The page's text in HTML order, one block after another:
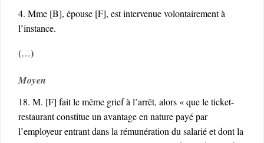
4. Mme [B], épouse [F], est intervenue volontairement à
l’instance.
(…)
Moyen
18. M. [F] fait le même grief à l’arrêt, alors « que le ticket-
restaurant constitue un avantage en nature payé par
l’employeur entrant dans la rémunération du salarié et dont la